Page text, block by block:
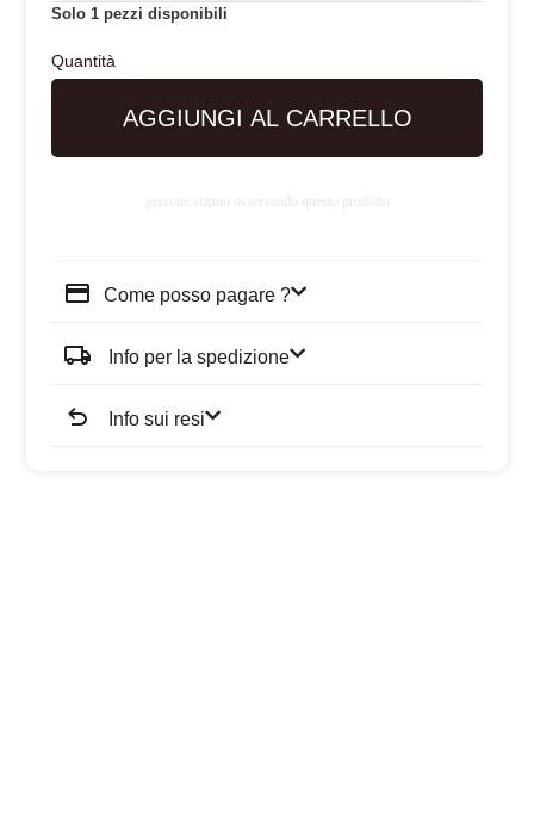
Solo 1 pezzi disponibili
AGGIUNGI AL CARRELLO
Come posso pagare ?
Info per la spedizione
Info sui resi